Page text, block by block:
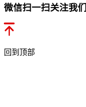
微信扫一扫关注我们
回到顶部